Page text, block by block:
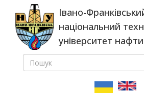
основного
вмісту
Івано-
національний
університет нафти
ПОШУКОВА
ПОШУК